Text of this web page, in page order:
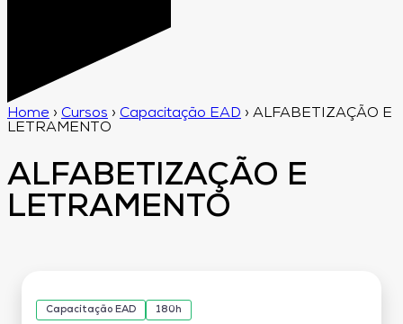
Home › Cursos › Capacitação EAD › ALFABETIZAÇÃO E
LETRAMENTO
ALFABETIZAÇÃO E
LETRAMENTO
Capacitação EAD 180h